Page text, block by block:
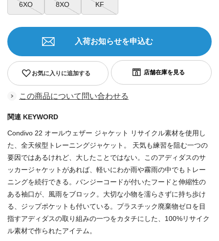
6XO 8XO KF
お気に入りに追加する
入荷お知らせを申込む
この商品について問い合わせる
関連 KEYWORD
Condivo 22 オールウェザー ジャケット リサイクル素材を使用し
た、全天候型トレーニングジャケット。 天気も練習を阻む一つの
要因ではあるけれど、大したことではない。このアディダスのサ
ッカージャケットがあれば、軽いにわか雨や霧雨の中でもトレー
ニングを続行できる。バンジーコードが付いたフードと伸縮性の
ある袖口が、風雨をブロック。大切な小物を濡らさずに持ち歩け
る、ジップポケットも付いている。プラスチック廃棄物ゼロを目
指すアディダスの取り組みの一つをカタチにした、100%リサイク
ル素材で作られたアイテム。